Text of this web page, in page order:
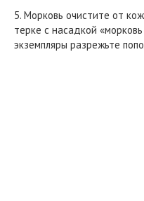
5. Морковь очистите от
терке с насадкой
экземпляры разрежьте